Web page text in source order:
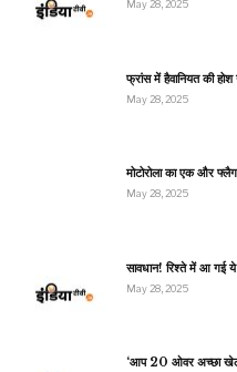
May 28, 2025
फ्रांस में हैवानियत की होश
May 28, 2025
मोटोरोला का एक और
May 28, 2025
सावधान! रिश्ते में आ गई
May 28, 2025
‘आप 20 ओवर अच्छा